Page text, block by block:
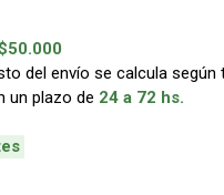
del envío se calcula según
un plazo de 24 a 72 hs.